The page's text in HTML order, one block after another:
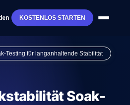
KOSTENLOS STARTEN
Testing für langanhaltende Stabilität
Soak-